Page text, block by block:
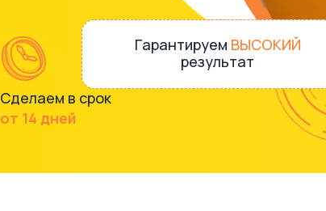
Гарантируем ВЫСОКИЙ
результат
Сделаем в срок
от 14 дней